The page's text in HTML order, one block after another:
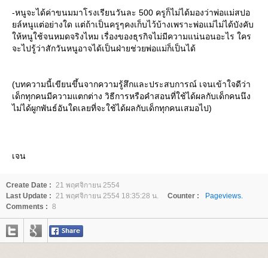
-หนูจะได้ค่าขนมมาโรงเรียนวันละ 500 ครูก็ไม่ได้มองว่าพ่อแม่สปอ
ล์หนูแต่อย่างใด แต่ถ้าเป็นครูๆคงเก็บไว้บ้างเพราะพ่อแม่ไม่ได้บังคับ
ห้หนูใช้จนหมดจริงไหม เรื่องของธุรกิจไม่มีความแน่นอนอะไร ใคร
จะไปรู้ว่าสักวันหนูอาจได้เป็นฝ่ายช่วยพ่อแม่ก็เป็นได้
(บทความนี้เขียนขึ้นจากความรู้สึกและประสบการณ์ เจนเข้าใจดีว่า
เด็กทุกคนมีความแตกต่าง วิธีการหรือคำสอนที่ใช้ได้ผลกับเด็กคนนึง
ไม่ได้ผูกพันธ์อันใดเลยที่จะใช้ได้ผลกับเด็กทุกคนเสมอไป)
เจน
Create Date : 21 พฤศจิกายน 2554
Last Update : 21 พฤศจิกายน 2554 18:35:28 น. Counter :
Pageviews.
Comments : 8